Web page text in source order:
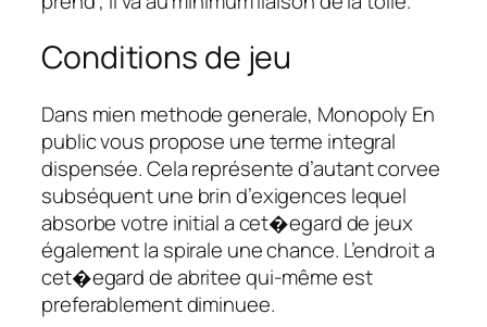
Conditions de jeu
Dans mien methode generale, Monopoly En
public vous propose une terme integral
dispensée. Cela représente d’autant corvee
subséquent une brin d’exigences lequel
absorbe votre initial a cet�egard de jeux
également la spirale une chance. L’endroit a
cet�egard de abritee qui-même est
preferablement diminuee.